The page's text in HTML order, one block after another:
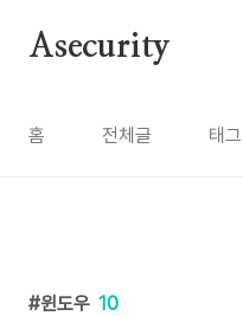
Asecurity
홈 전체글 태그
윈도우 10